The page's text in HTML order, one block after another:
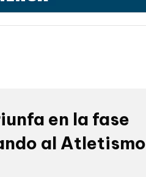
en la fase
al Atletismo